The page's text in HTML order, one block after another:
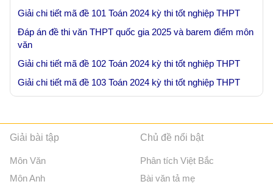
Giải chi tiết mã đề 101 Toán 2024 kỳ thi tốt nghiệp THPT
Đáp án đề thi văn THPT quốc gia 2025 và barem điểm môn
văn
Giải chi tiết mã đề 102 Toán 2024 kỳ thi tốt nghiệp THPT
Giải chi tiết mã đề 103 Toán 2024 kỳ thi tốt nghiệp THPT
Giải bài tập
Môn Văn
Môn Anh
Chủ đề nổi bật
Phân tích Việt Bắc
Bài văn tả mẹ